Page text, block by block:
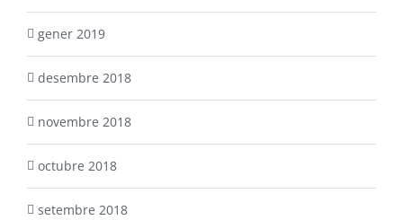
gener 2019
desembre 2018
novembre 2018
octubre 2018
setembre 2018